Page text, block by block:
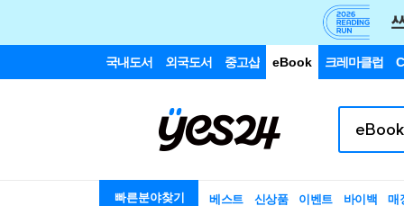
국내도서 외국도서 중고샵 eBook 크레마클럽
빠른분야찾기 베스트 신상품 이벤트 바이백 매